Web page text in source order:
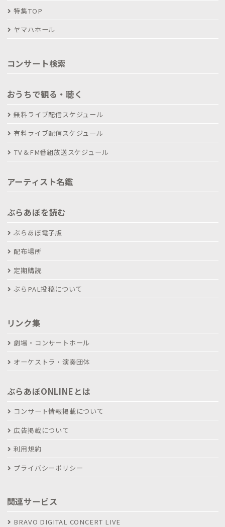
特集TOP
ヤマハホール
コンサート検索
おうちで観る・聴く
無料ライブ配信スケジュール
有料ライブ配信スケジュール
TV＆FM番組放送スケジュール
アーティスト名鑑
ぶらあぼを読む
ぶらあぼ電子版
配布場所
定期購読
ぶらPAL投稿について
リンク集
劇場・コンサートホール
オーケストラ・演奏団体
ぶらあぼONLINEとは
コンサート情報掲載について
広告掲載について
利用規約
プライバシーポリシー
関連サービス
BRAVO DIGITAL CONCERT LIVE